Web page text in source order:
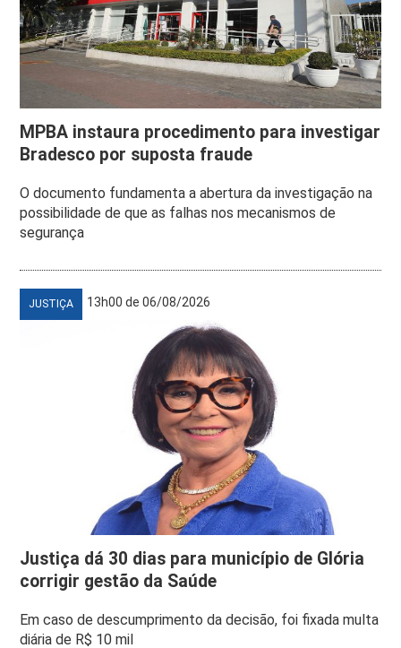
MPBA instaura procedimento para investigar
Bradesco por suposta fraude
O documento fundamenta a abertura da investigação na
possibilidade de que as falhas nos mecanismos de
segurança
JUSTIÇA 13h00 de 06/08/2026
Justiça dá 30 dias para município de Glória
corrigir gestão da Saúde
Em caso de descumprimento da decisão, foi fixada multa
diária de R$ 10 mil